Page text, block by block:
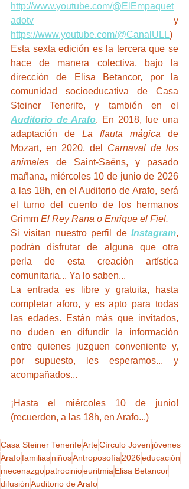
http://www.youtube.com/@ElEmpaquet
adotv
https://www.youtube.com/@CanalULL)
Esta sexta edición es la tercera que se
hace de manera colectiva, bajo la
dirección de Elisa Betancor, por la
comunidad socioeducativa de Casa
Auditorio de Arafo. En 2018, fue una
adaptación de La flauta mágica de
Mozart, en 2020, del Carnaval de los
animales de Saint-Saëns, y pasado
mañana, miércoles 10 de junio de 2026
a las 18h, en el Auditorio de Arafo, será
el turno del cuento de los hermanos
Grimm El Rey Rana o Enrique el Fiel.
Si visitan nuestro perfil de Instagram,
podrán disfrutar de alguna que otra
perla de esta creación artística
comunitaria... Ya lo saben...
La entrada es libre y gratuita, hasta
completar aforo, y es apto para todas
las edades. Están más que invitados,
no duden en difundir la información
entre quienes juzguen conveniente y,
por supuesto, les esperamos... y
acompañados...
¡Hasta el miércoles 10 de junio!
(recuerden, a las 18h, en Arafo...)
Casa Steiner TenerifeArteCírculo Joven jóvenes
ArafofamiliasniñosAntroposofía 2026educación
mecenazgopatrocinioeuritmia Elisa Betancor
difusiónAuditorio de Arafo